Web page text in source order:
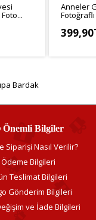
Anneler
Bardak
Önemli Bilgiler
Siparişi Nasıl Verilir?
Ödeme Bilgileri
Teslimat Bilgileri
Gönderim Bilgileri
ve İade Bilgileri